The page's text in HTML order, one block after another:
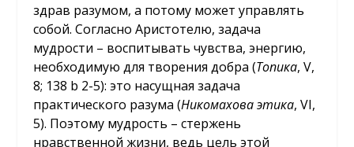
здрав разумом, а потому может управлять
собой. Согласно Аристотелю, задача
мудрости – воспитывать чувства, энергию,
необходимую для творения добра (Топика, V,
8; 138 b 2-5): это насущная задача
практического разума (Никомахова этика, VI,
5). Поэтому мудрость – стержень
нравственной жизни, ведь цель этой